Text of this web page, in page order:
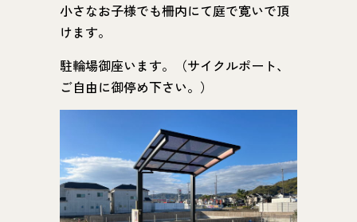
小さなお子様でも柵内にて庭で寛いで頂
けます。
駐輪場御座います。（サイクルポート、
ご自由に御停め下さい。）